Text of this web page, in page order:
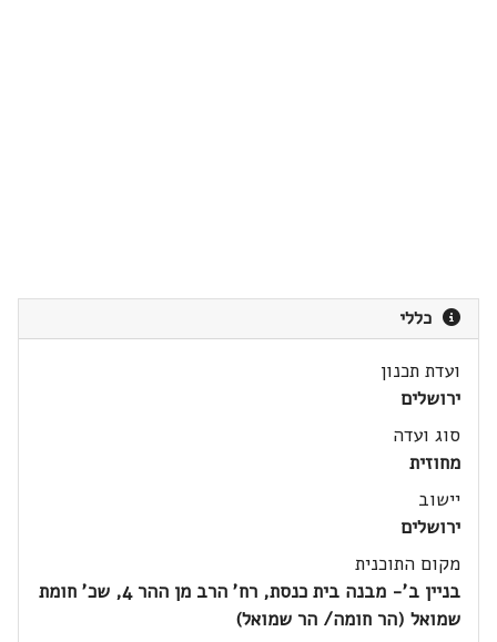
כללי
ועדת תכנון
ירושלים
סוג ועדה
מחוזית
יישוב
ירושלים
מקום התוכנית
בניין ב'- מבנה בית כנסת, רח' הרב מן ההר 4, שכ' חומת
שמואל (הר חומה/ הר שמואל)